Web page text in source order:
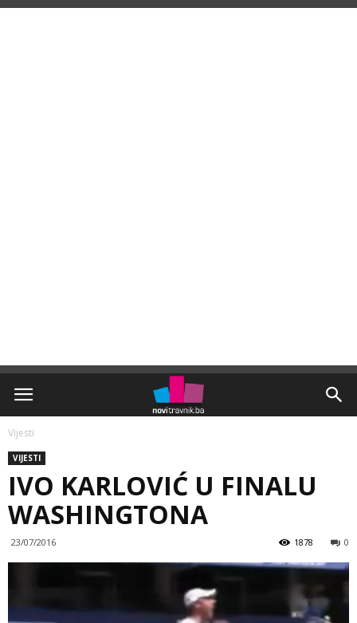
Vijesti
VIJESTI
IVO KARLOVIĆ U FINALU
WASHINGTONA
23/07/2016 0
1878